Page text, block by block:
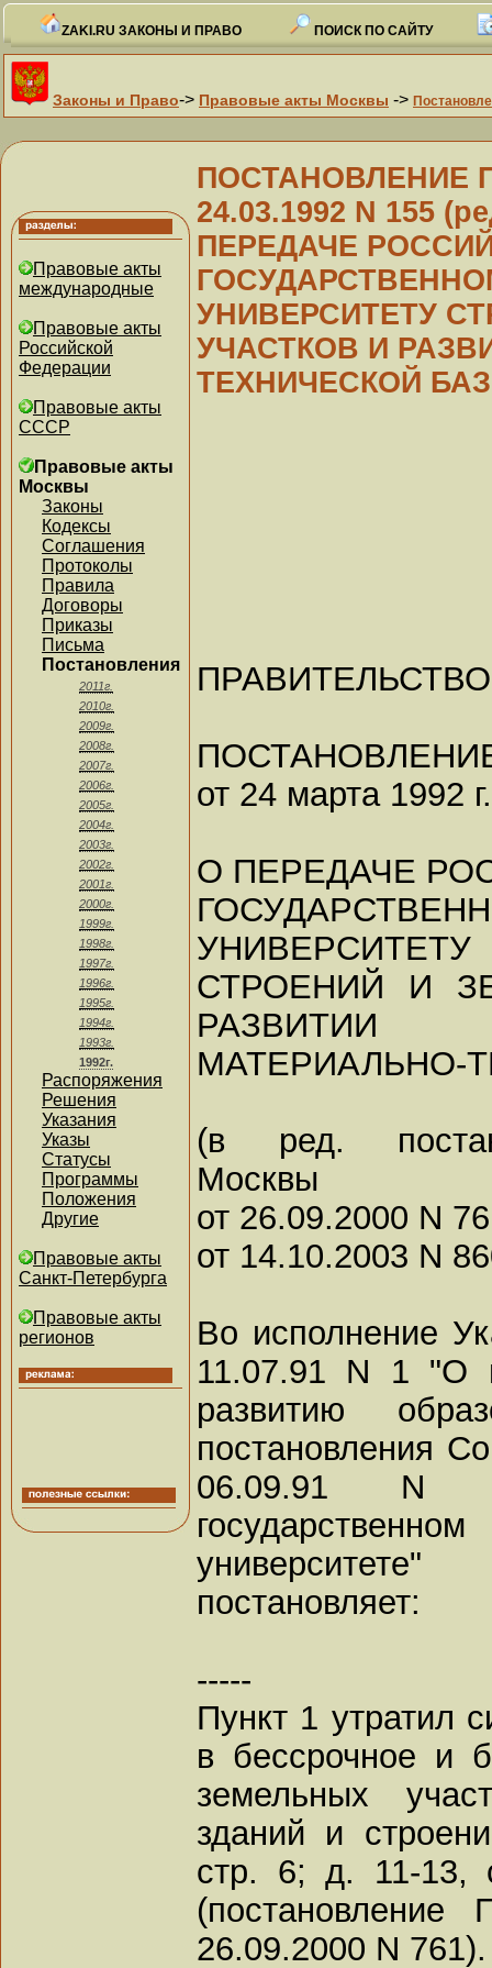
ZAKI.RU ЗАКОНЫ И ПРАВО ПОИСК ПО САЙТУ
Законы и Право-> Правовые акты Москвы ->
Правовые акты
международные
Правовые акты
Российской
Федерации
Правовые акты
СССР
Правовые акты
Москвы
Законы
Кодексы
Соглашения
Протоколы
Правила
Договоры
Приказы
Письма
Постановления
2011г.
2010г.
2009г.
2008г.
2007г.
2006г.
2005г.
2004г.
2003г.
2002г.
2001г.
2000г.
1999г.
1998г.
1997г.
1996г.
1995г.
1994г.
1993г.
1992г.
Распоряжения
Решения
Указания
Указы
Статусы
Программы
Положения
Другие
Правовые акты
Санкт-Петербурга
Правовые акты
регионов
ПОСТАНОВЛЕНИЕ
24.03.1992 N 155
ПЕРЕДАЧЕ
УНИВЕРСИТЕТУ
УЧАСТКОВ И
ТЕХНИЧЕСКОЙ
от 24 марта 1992
О ПЕРЕДАЧЕ
УНИВЕРСИТЕТУ
СТРОЕНИЙ И
РАЗВИТИИ
МАТЕРИАЛЬНО-
(в ред.
Москвы
от 26.09.2000 N
от 14.10.2003 N
Во исполнение
11.07.91 N 1 "О
развитию
постановления
06.09.91 N
постановляет:
-----
Пункт 1 утратил
в бессрочное и
земельных
зданий и
стр. 6; д. 11-
(постановление
26.09.2000 N 761).